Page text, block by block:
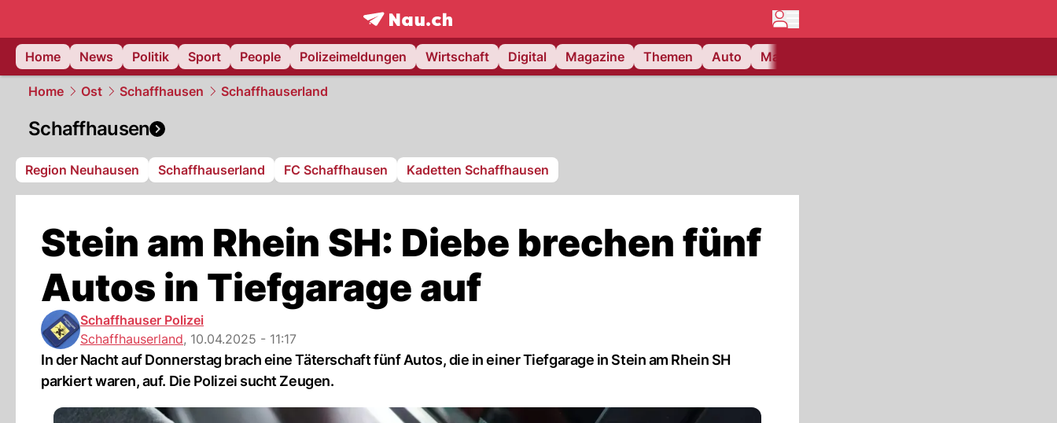
frontpage.NAU.ch
Home
News Politik Sport People Polizeimeldungen Wirtschaft Digital Magazine Themen Auto Matchcenter
Home Ost Schaffhausen Schaffhauserland
Schaffhausen
Region Neuhausen Schaffhauserland FC Schaffhausen Kadetten Schaffhausen
Stein am Rhein SH: Diebe brechen fünf
Autos in Tiefgarage auf
Schaffhauser Polizei
Schaffhauserland, 10.04.2025 - 11:17
In der Nacht auf Donnerstag brach eine Täterschaft fünf Autos, die in einer Tiefgarage in Stein am Rhein SH
parkiert waren, auf. Die Polizei sucht Zeugen.